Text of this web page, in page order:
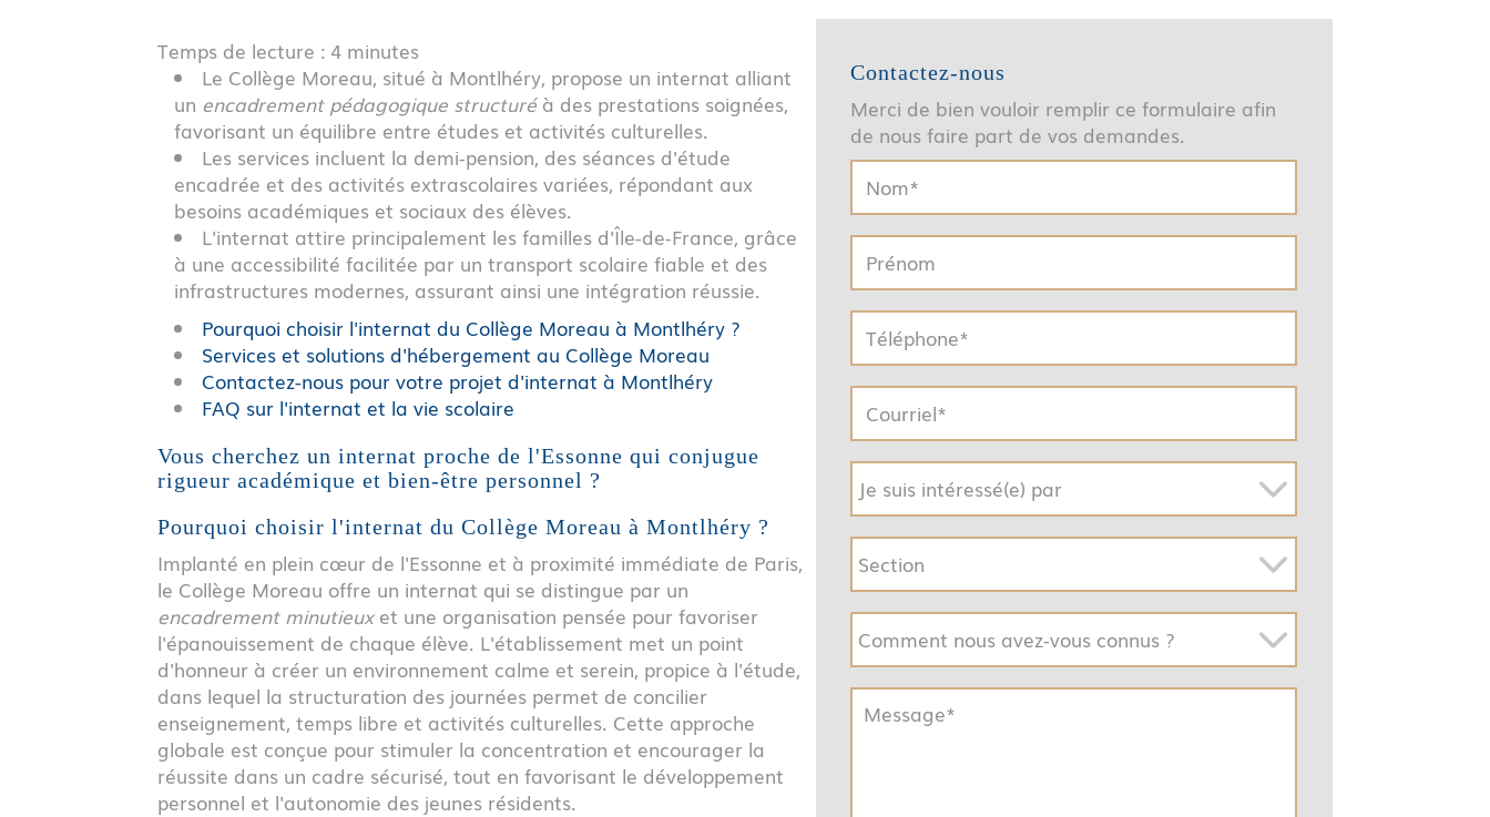
Temps de lecture : 4 minutes
Le Collège Moreau, situé à Montlhéry, propose un internat alliant
un encadrement pédagogique structuréà des prestations soignées,
favorisant un équilibre entre études et activités culturelles.
Les services incluent la demi-pension, des séances d'étude
encadrée et des activités extrascolaires variées, répondant aux
besoins académiques et sociaux des élèves.
L'internat attire principalement les familles d'Île-de-France, grâce
à une accessibilité facilitée par un transport scolaire fiable et des
infrastructures modernes, assurant ainsi une intégration réussie.
Pourquoi choisir l'internat du Collège Moreau à Montlhéry ?
Services et solutions d'hébergement au Collège Moreau
Contactez-nous pour votre projet d'internat à Montlhéry
FAQ sur l'internat et la vie scolaire
Vous cherchez un internat proche de l'Essonne qui conjugue
rigueur académique et bien-être personnel ?
Pourquoi choisir l'internat du Collège Moreau à Montlhéry ?
Implanté en plein cœur de l'Essonne et à proximité immédiate de Paris,
le Collège Moreau offre un internat qui se distingue par un
encadrement minutieuxet une organisation pensée pour favoriser
l'épanouissement de chaque élève. L'établissement met un point
d'honneur à créer un environnement calme et serein, propice à l'étude,
dans lequel la structuration des journées permet de concilier
enseignement, temps libre et activités culturelles. Cette approche
globale est conçue pour stimuler la concentration et encourager la
réussite dans un cadre sécurisé, tout en favorisant le développement
personnel et l'autonomie des jeunes résidents.
Contactez-nous
Merci de bien vouloir remplir ce formulaire afin
de nous faire part de vos demandes.